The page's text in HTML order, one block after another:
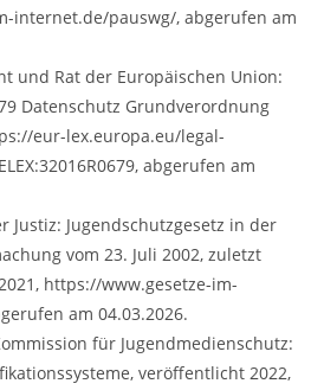
internet.de/pauswg/, abgerufen am
und Rat der Europäischen Union:
Datenschutz Grundverordnung
eur-lex.europa.eu/legal-
abgerufen am
Justiz: Jugendschutzgesetz in der
vom 23. Juli 2002, zuletzt
https://www.gesetze-im-
am 04.03.2026.
für Jugendmedienschutz:
veröffentlicht 2022,